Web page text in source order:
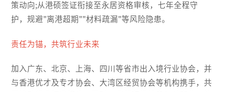
策动向;从港硕签证衔接至永居资格审核，七年全程守
护，规避"离港超期""材料疏漏"等风险隐患。
责任为锚，共筑行业未来
加入广东、北京、上海、四川等省市出入境行业协会，并
与香港优才及专才协会、大湾区经贸协会等机构携手，共